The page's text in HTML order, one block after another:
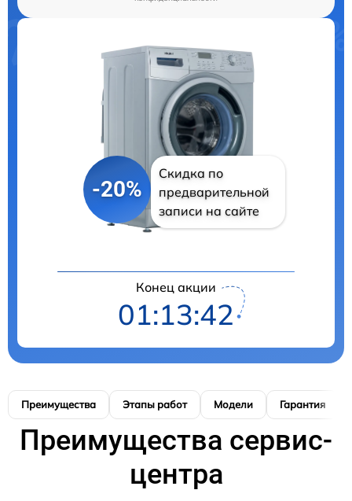
-20%
Скидка по
предварительной
записи на сайте
Конец акции
01:13:41
Преимущества Этапы работ Модели Гарантия
Преимущества сервис-
центра